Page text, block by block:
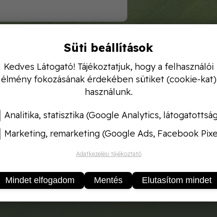
felpuhítására használandó öntözőzsák, ásás előtt.
legfeljebb 17 cm átmérőjű fák számára alkalmas,
térfogata 95 liter.
mentén elhelyezkedő mikroperforációs
9-11 órán belül teljesen kiürül. A telepítés nem
hogy a víz mélyen behatoljon a fa gyökeréig.
annak kifolyását és elpárolgását. A folyamatos
mérsékli a hőmérséklet-változások káros hatásait.
Süti beállítások
Kedves Látogató! Tájékoztatjuk, hogy a felhasználói
élmény fokozásának érdekében sütiket (cookie-kat)
használunk.
Analitika, statisztika (Google Analytics,
Marketing, remarketing (Google Ads, Facebook
Adatkezelési tájékoztató
Mindet elfogadom Mentés Elutasítom mindet